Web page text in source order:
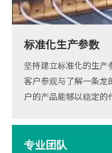
标准化生产参数
坚持建立标准化的生产
客户参观与了解一条龙
户的产品能够以稳定的
专业团队